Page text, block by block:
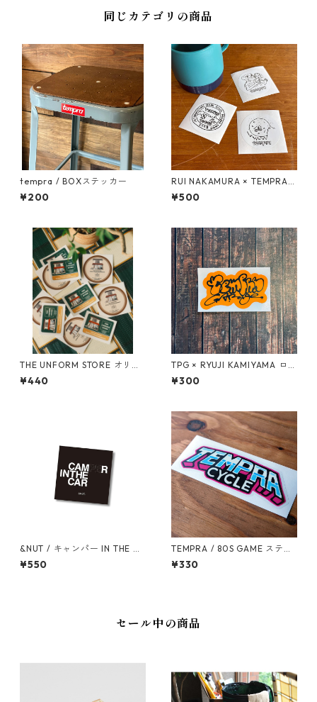
同じカテゴリの商品
tempra / BOXステッカー
¥200
RUI NAKAMURA × TEMPRA
ロゴ ステッカーSET
¥500
THE UNFORM STORE オリジ
ナルステッカー
¥440
TPG × RYUJI KAMIYAMA ロゴ
ステッカー（オレンジ）
¥300
&NUT / キャンパー IN THE CA
R ステッカー
¥550
TEMPRA / 80S GAME ステッ
カー
¥330
セール中の商品